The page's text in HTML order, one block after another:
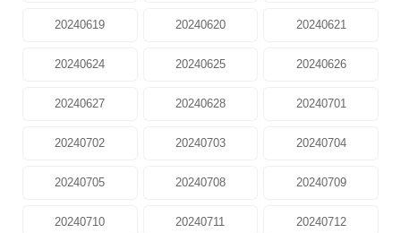
20240619 20240620 20240621
20240624 20240625 20240626
20240627 20240628 20240701
20240702 20240703 20240704
20240705 20240708 20240709
20240710 20240711 20240712